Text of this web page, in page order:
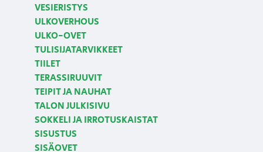
VESIERISTYS
ULKOVERHOUS
ULKO-OVET
TULISIJATARVIKKEET
TIILET
TERASSIRUUVIT
TEIPIT JA NAUHAT
TALON JULKISIVU
SOKKELI JA IRROTUSKAISTAT
SISUSTUS
SISÄOVET